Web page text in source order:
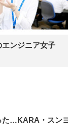
ンジニア女子
…KARA・スン